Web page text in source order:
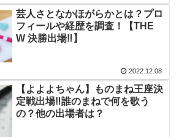
芸人さとなかほがらかとは？プロ
フィールや経歴を調査！【THE
W 決勝出場‼】
2022.12.08
【よよよちゃん】ものまね王座決
定戦出場‼︎誰のまねで何を歌う
の？他の出場者は？